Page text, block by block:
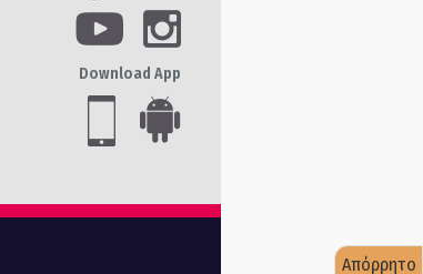
Download App
Απόρρητο